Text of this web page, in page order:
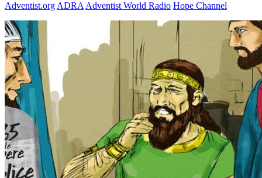
Adventist.org ADRA Adventist World Radio Hope Channel